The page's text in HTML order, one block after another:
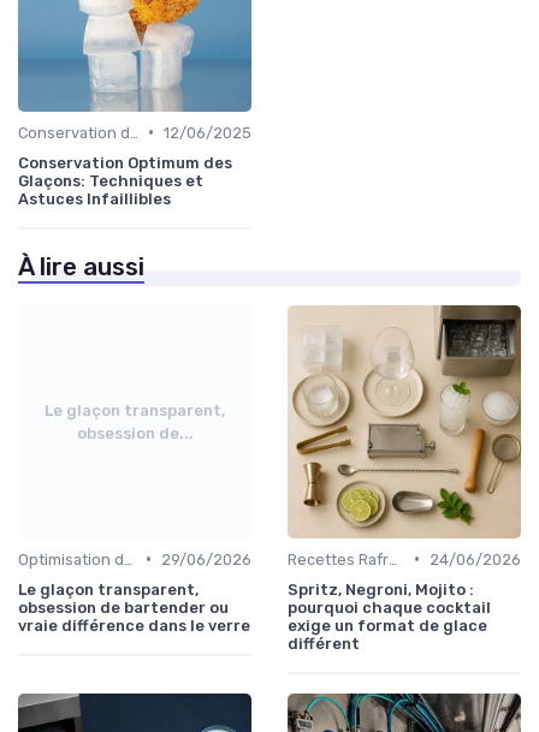
• 12/06/2025
Conservation Optimum des
Glaçons: Techniques et
Astuces Infaillibles
À lire aussi
Le glaçon transparent,
obsession de...
•
29/06/2026
Le glaçon transparent,
obsession de bartender ou
vraie différence dans le verre
•
24/06/2026
Spritz, Negroni, Mojito :
pourquoi chaque cocktail
exige un format de glace
différent